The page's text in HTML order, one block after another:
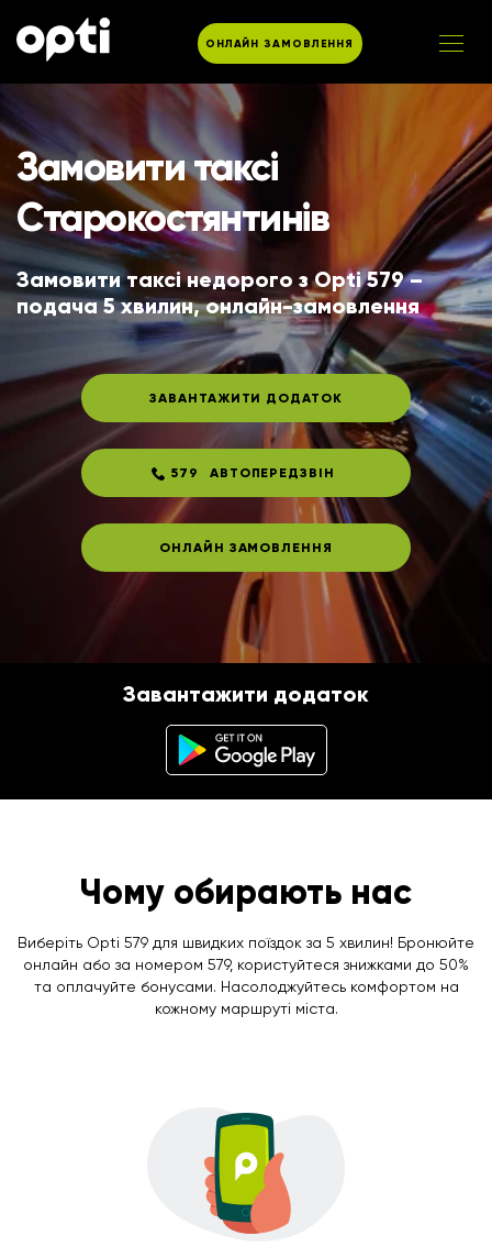
ОНЛАЙН ЗАМОВЛЕННЯ
Замовити таксі
Старокостянтинів
Замовити таксі недорого з Opti 579 –
подача 5 хвилин, онлайн-замовлення
ЗАВАНТАЖИТИ ДОДАТОК
579 АВТОПЕРЕДЗВІН
ОНЛАЙН ЗАМОВЛЕННЯ
Завантажити додаток
Чому обирають нас
Виберіть Opti 579 для швидких поїздок за 5 хвилин! Бронюйте
онлайн або за номером 579, користуйтеся знижками до 50%
та оплачуйте бонусами. Насолоджуйтесь комфортом на
кожному маршруті міста.